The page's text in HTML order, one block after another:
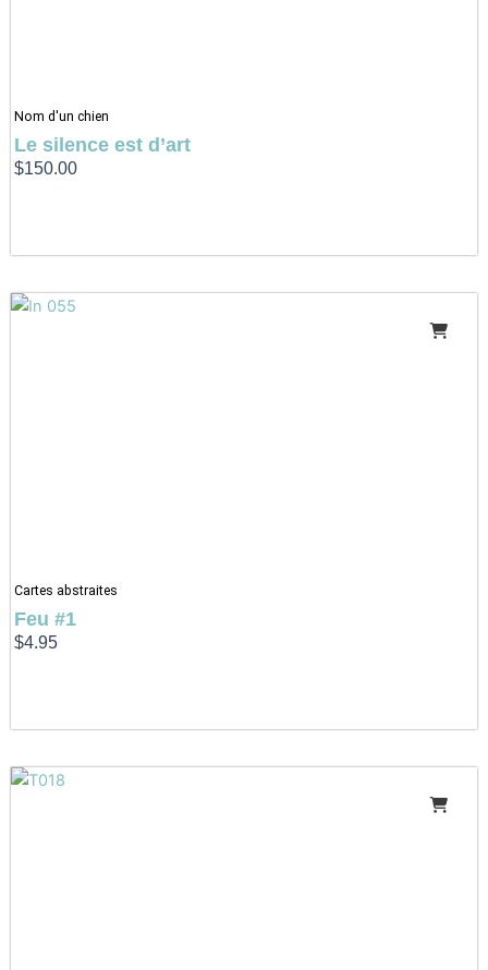
Nom d'un chien
Le silence est d’art
$150.00
Cartes abstraites
Feu #1
$4.95